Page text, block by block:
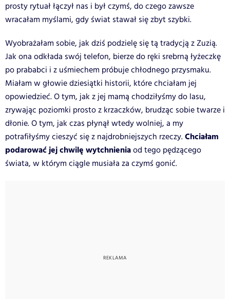
prosty rytuał łączył nas i był czymś, do czego zawsze
wracałam myślami, gdy świat stawał się zbyt szybki.
Wyobrażałam sobie, jak dziś podzielę się tą tradycją z Zuzią.
Jak ona odkłada swój telefon, bierze do ręki srebrną łyżeczkę
po prababci i z uśmiechem próbuje chłodnego przysmaku.
Miałam w głowie dziesiątki historii, które chciałam jej
opowiedzieć. O tym, jak z jej mamą chodziłyśmy do lasu,
zrywając poziomki prosto z krzaczków, brudząc sobie twarze i
dłonie. O tym, jak czas płynął wtedy wolniej, a my
potrafiłyśmy cieszyć się z najdrobniejszych rzeczy.Chciałam
podarować jej chwilę wytchnieniaod tego pędzącego
świata, w którym ciągle musiała za czymś gonić.